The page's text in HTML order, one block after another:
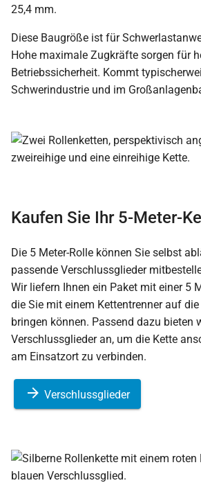
25,4 mm.
Diese Baugröße ist für
Hohe maximale Zugkräfte sorgen für
Betriebssicherheit. Kommt
Schwerindustrie und im
Kaufen Sie Ihr 5-Meter-
Die 5 Meter-Rolle können Sie selbst
passende Verschlussglieder
Wir liefern Ihnen ein Paket mit einer 5
die Sie mit einem Kettentrenner auf
bringen können. Passend dazu bieten
Verschlussglieder an, um die Kette
am Einsatzort zu verbinden.
Verschlussglieder